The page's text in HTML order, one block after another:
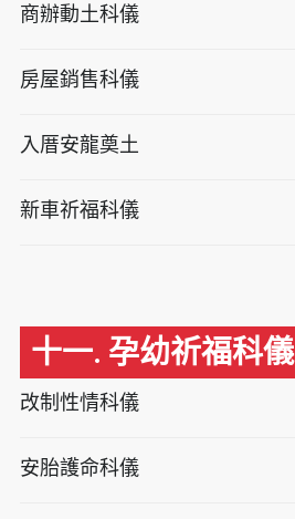
商辦動土科儀
房屋銷售科儀
入厝安龍奠土
新車祈福科儀
十一. 孕幼祈福科儀
改制性情科儀
安胎護命科儀